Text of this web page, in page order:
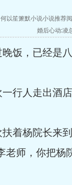
何以笙箫默小说小说推荐阅
婚后心动:凌
饭，已经是八
行人走出酒
着杨院长来
老师，你把杨